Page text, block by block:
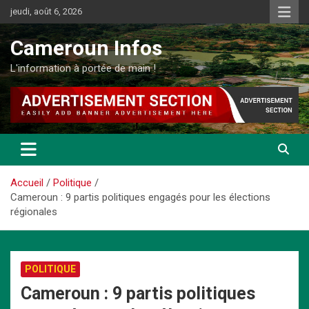
Aller
au
contenu
jeudi, août 6, 2026
Cameroun Infos
L'information à portée de main !
Accueil
Politique
Cameroun : 9 partis politiques engagés pour les élections
régionales
POLITIQUE
Cameroun : 9 partis politiques